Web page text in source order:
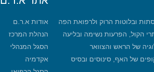
ובלוטות הרוק ולרפואת הפה
הקול, הפרעות נשימה ובליעה
של הראש והצוואר
של האף, סינוסים ובסיס
אודות א.ר.ם
הנהלת המרכז
הסגל המנהלי
אקדמיה